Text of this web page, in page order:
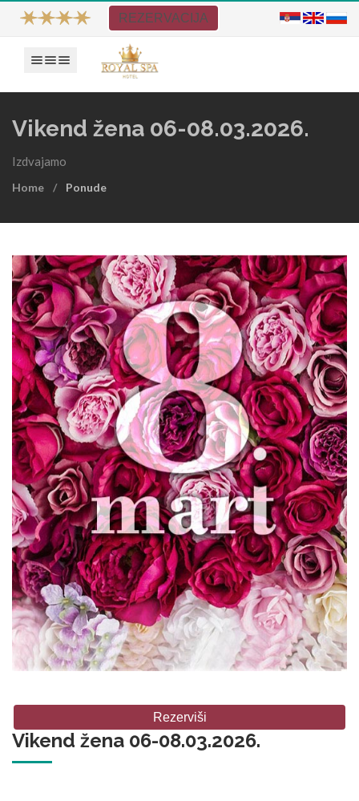
REZERVACIJA
Vikend žena 06-08.03.2026.
Izdvajamo
Home Ponude
Rezerviši
Vikend žena 06-08.03.2026.